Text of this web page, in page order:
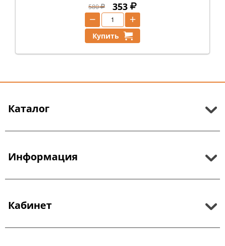
580 353
+
−
Купить
Каталог
Информация
Кабинет